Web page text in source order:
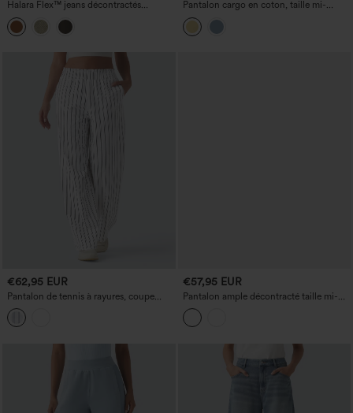
Halara Flex™ jeans décontractés
asymétriques, taille basse, à jambe large,
délavage coloré, avec poches.
Pantalon cargo en coton, taille mi-
haute, jambe droite, coupe
décontractée, avec poches
€62,95 EUR
Pantalon de tennis à rayures, coupe
droite, taille mi-haute, avec poches
€57,95 EUR
Pantalon ample décontracté taille mi-
haute effet lin avec poches